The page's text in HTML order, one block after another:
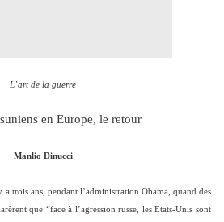
L’art de la guerre
en Europe, le retour
Manlio Dinucci
trois ans, pendant l’administration Obama, quand des
que “face à l’agression russe, les Etats-Unis sont